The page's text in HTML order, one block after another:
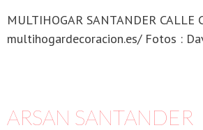
MULTIHOGAR SANTANDER CALLE
multihogardecoracion.es/ Fotos :
ARSAN SANTANDER